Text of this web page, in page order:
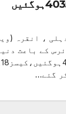
، انقرہ
کے باعث
گئے…